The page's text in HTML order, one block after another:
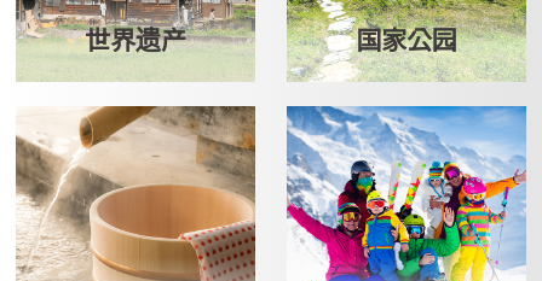
世界遗产 国家公园